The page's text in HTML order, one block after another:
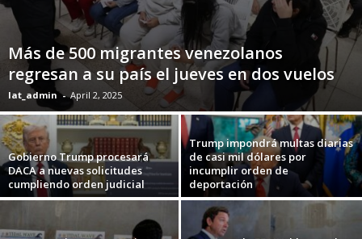
Más de 500 migrantes venezolanos
regresan a su país el jueves en dos vuelos
lat_admin - April 2, 2025
Gobierno Trump procesará
DACA a nuevas solicitudes
cumpliendo orden judicial
Trump impondrá multas diarias
de casi mil dólares por
incumplir orden de
deportación